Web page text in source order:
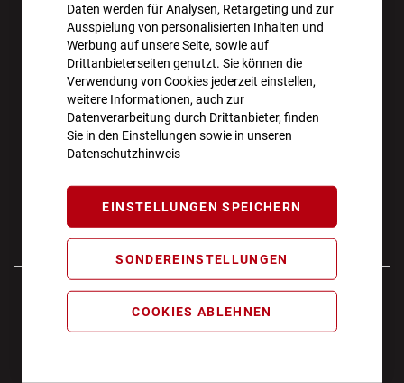
Daten werden für Analysen, Retargeting und zur
Ausspielung von personalisierten Inhalten und
Werbung auf unsere Seite, sowie auf
Drittanbieterseiten genutzt. Sie können die
Verwendung von Cookies jederzeit einstellen,
weitere Informationen, auch zur
Datenverarbeitung durch Drittanbieter, finden
Sie in den Einstellungen sowie in unseren
Datenschutzhinweis
EINSTELLUNGEN SPEICHERN
SONDEREINSTELLUNGEN
COOKIES ABLEHNEN
ANMELDEN
**Angebot gültig ab einem Bestellwert von 100€.
Abmeldung jederzeit möglich.
ÖFFNUNGSZEITEN
Montag - Freitag 10:00 - 18:00
Samstag 10:00 - 16:00